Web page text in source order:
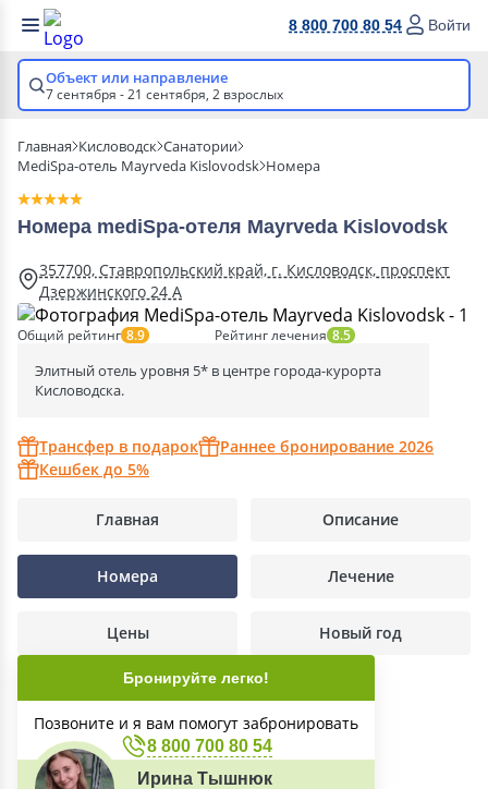
8 800 700 80 54 Войти
Объект или направление
7 сентября - 21 сентября, 2 взрослых
Главная Кисловодск Санатории
MediSpa-отель Mayrveda Kislovodsk Номера
Номера mediSpa-отеля Mayrveda Kislovodsk
357700, Ставропольский край, г. Кисловодск, проспект
Дзержинского 24 А
Рейтинг лечения 8.5
Общий рейтинг 8.9
Элитный отель уровня 5* в центре города-курорта
Кисловодска.
Трансфер в подарок
Раннее бронирование 2026
Кешбек до 5%
Главная Описание
Номера Лечение
Цены Новый год
Бронируйте легко!
Позвоните и я вам помогут забронировать
8 800 700 80 54
Ирина Тышнюк